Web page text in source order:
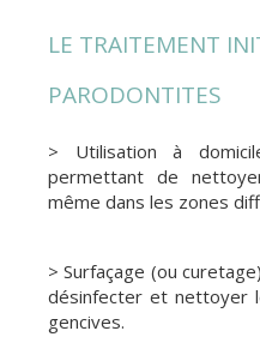
LE TRAITEMENT
PARODONTITES
> Utilisation à
permettant de
même dans les zones
> Surfaçage (ou
désinfecter et nettoyer
gencives.